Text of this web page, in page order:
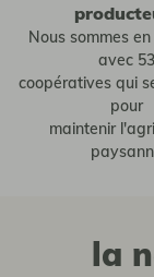
Nous sommes
avec 53
coopératives qui
pour
maintenir
la